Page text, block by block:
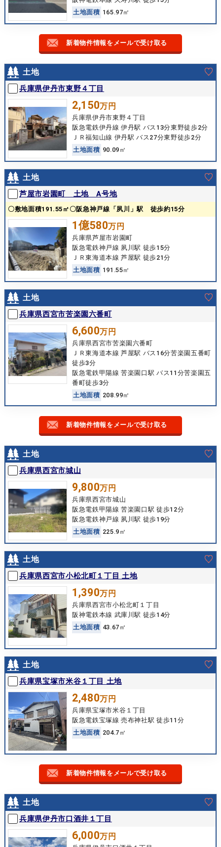
土地面積 165.97㎡
新着物件情報をメールで受け取る
土地
兵庫県伊丹市東野４丁目
2,150万円
兵庫県伊丹市東野４丁目
阪急電鉄伊丹線 伊丹駅 バス13分東野徒歩2分
ＪＲ福知山線 伊丹駅 バス27分東野徒歩2分
土地面積 90.09㎡
土地
芦屋市岩園町 土地 A号地
〇敷地面積191.55㎡〇阪急神戸線「夙川」駅 徒歩約15分
1億580万円
兵庫県芦屋市岩園町
阪急電鉄神戸線 夙川駅 徒歩15分
ＪＲ東海道本線 芦屋駅 徒歩21分
土地面積 191.55㎡
土地
兵庫県西宮市苦楽園六番町
6,600万円
兵庫県西宮市苦楽園六番町
ＪＲ東海道本線 芦屋駅 バス16分苦楽園五番町
徒歩3分
阪急電鉄甲陽線 苦楽園口駅 バス11分苦楽園五
番町徒歩3分
土地面積 208.99㎡
新着物件情報をメールで受け取る
土地
兵庫県西宮市城山
9,800万円
兵庫県西宮市城山
阪急電鉄甲陽線 苦楽園口駅 徒歩12分
阪急電鉄神戸線 夙川駅 徒歩19分
土地面積 225.9㎡
土地
兵庫県西宮市小松北町１丁目 土地
1,390万円
兵庫県西宮市小松北町１丁目
阪神電鉄本線 武庫川駅 徒歩14分
土地面積 43.67㎡
土地
兵庫県宝塚市米谷１丁目 土地
2,480万円
兵庫県宝塚市米谷１丁目
阪急電鉄宝塚線 売布神社駅 徒歩11分
土地面積 204.7㎡
新着物件情報をメールで受け取る
土地
兵庫県伊丹市口酒井１丁目
6,000万円